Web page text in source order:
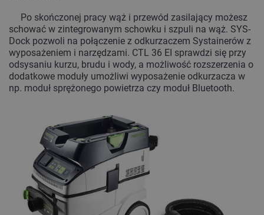
Po skończonej pracy wąż i przewód zasilający możesz
schować w zintegrowanym schowku i szpuli na wąż. SYS-
Dock pozwoli na połączenie z odkurzaczem Systainerów z
wyposażeniem i narzędzami. CTL 36 EI sprawdzi się przy
odsysaniu kurzu, brudu i wody, a możliwość rozszerzenia o
dodatkowe moduły umożliwi wyposażenie odkurzacza w
np. moduł sprężonego powietrza czy moduł Bluetooth.